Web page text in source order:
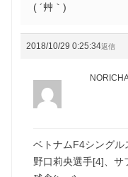
( ´艸｀)
2018/10/29 0:25:34返信
ベトナムF4シングル
野口莉央選手[4]、サ